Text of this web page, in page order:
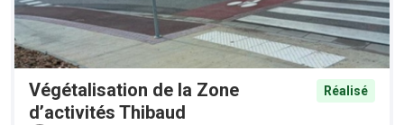
Végétalisation de la Zone
d’activités Thibaud
Réalisé